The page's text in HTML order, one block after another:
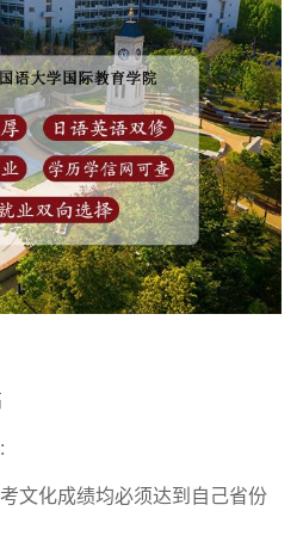
文化成绩均必须达到自己省份